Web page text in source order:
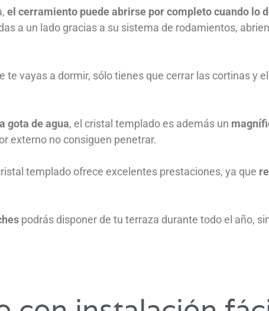
el cerramiento puede abrirse por completo cuando lo
a un lado gracias a su sistema de rodamientos,
vayas a dormir, sólo tienes que cerrar las cortinas y el
gota de agua, el cristal templado es además un
externo no consiguen penetrar.
templado ofrece excelentes prestaciones, ya que
podrás disponer de tu terraza durante todo el año,